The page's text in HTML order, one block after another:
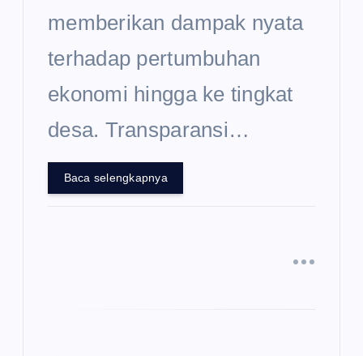
memberikan dampak nyata
terhadap pertumbuhan
ekonomi hingga ke tingkat
desa. Transparansi…
Baca selengkapnya